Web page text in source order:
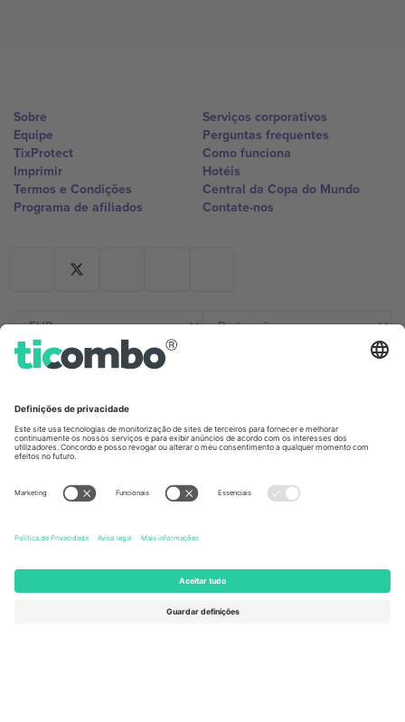
Sobre
Equipe
TixProtect
Imprimir
Termos e Condições
Programa de afiliados
Serviços corporativos
Perguntas frequentes
Como funciona
Hotéis
Central da Copa do Mundo
Contate-nos
Germany
Unter den Linden 24, 10117
United Kingdom
167 City Road, London, Greater
Kingdom
United States
Newark, Delaware 19713, United
States
Engelberg, Switzerland